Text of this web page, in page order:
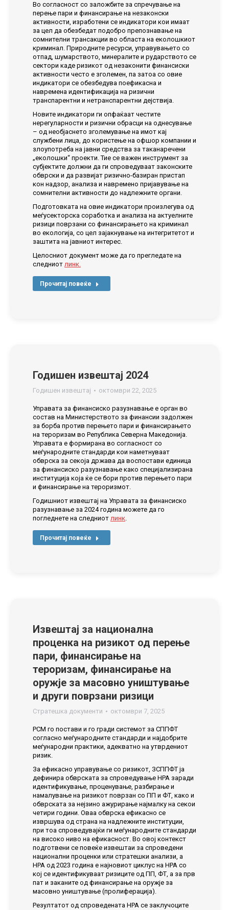
Во согласност со заложбите за спречување на
перење пари и финансирање на незаконски
активности, изработени се индикатори кои имаат
за цел да обезбедат подобро препознавање на
сомнителни трансакции во областа на еколошкиот
криминал. Природните ресурси, управувањето со
отпад, шумарството, минералите и рударството се
сектори каде ризикот од незаконити финансиски
активности често е зголемен, па затоа со овие
индикатори се обезбедува поефикасна и
навремена идентификација на ризични
транспарентни и нетранспарентни дејствија.
Новите индикатори ги опфаќаат честите
нерегуларности и ризични обрасци на однесување
– од необјаснето зголемување на имот кај
службени лица, до користење на офшор компании и
злоупотреба на јавни средства за таканаречени
„еколошки“ проекти. Тие се важен инструмент за
субјектите должни да ги спроведуваат законските
обврски и да развијат ризично-базиран пристап
кон надзор, анализа и навремено пријавување на
сомнителни активности до надлежните органи.
Подготовката на овие индикатори произлегува од
меѓусекторска соработка и анализа на актуелните
ризици поврзани со финансирањето на криминал
во eкологија, со цел зајакнување на интегритетот и
заштита на јавниот интерес.
Целосниот документ може да го прегледате на
следниот линк.
Прочитај повеќе
Годишен извештај 2024
Годишен извештај октомври 22, 2025
Управата за финансиско разузнавање е орган во
состав на Министерството за финансии задолжен
за борба против перењето пари и финансирањето
на тероризам во Република Северна Македонија.
Управата е формирана во согласност со
меѓународните стандарди кои наметнуваат
обврска за секоја држава да воспостави единица
за финансиско разузнавање како специјализирана
институција која ќе се бори против перењето пари
и финансирање на тероризмот.
Годишниот извештај на Управата за финансиско
разузнавање за 2024 година можете да го
погледнете на следниот линк.
Прочитај повеќе
Извештај за национална
проценка на ризикот од перење
пари, финансирање на
тероризам, финансирање на
оружје за масовно уништување
и други поврзани ризици
Стратешка документи октомври 7, 2025
РСМ го постави и го гради системот за СППФТ
согласно меѓународните стандарди и најдобрите
меѓународни практики, адекватно на утврдениот
ризик.
За ефикасно управување со ризикот, ЗСППФТ ја
дефинира обврската за спроведување НРА заради
идентификување, проценување, разбирање и
намалување на ризикот поврзан со ПП и ФТ, како и
обврската за нејзино ажурирање најмалку на секои
четири години. Оваа обврска ефикасно се
извршува од страна на надлежните институции,
при тоа спроведувајќи ги меѓународните стандарди
на високо ниво на ефикасност. Во овој контекст
подготвени се повеќе извештаи за спроведени
национални проценки или стратешки анализи, а
НРА од 2023 година е најновиот циклус на НРА со
кој се идентификуваат ризиците од ПП, ФТ, a за прв
пат и заканите од финансирање на оружје за
масовно уништување (пролиферација).
Резултатот од спроведената НРА се заклучоците